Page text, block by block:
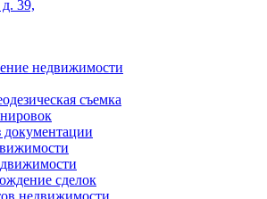
39,
недвижимости
съемка
документации
сделок
недвижимости